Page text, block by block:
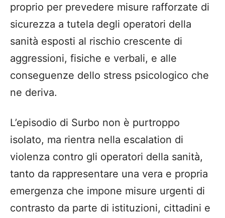
proprio per prevedere misure rafforzate di
sicurezza a tutela degli operatori della
sanità esposti al rischio crescente di
aggressioni, fisiche e verbali, e alle
conseguenze dello stress psicologico che
ne deriva.
L’episodio di Surbo non è purtroppo
isolato, ma rientra nella escalation di
violenza contro gli operatori della sanità,
tanto da rappresentare una vera e propria
emergenza che impone misure urgenti di
contrasto da parte di istituzioni, cittadini e